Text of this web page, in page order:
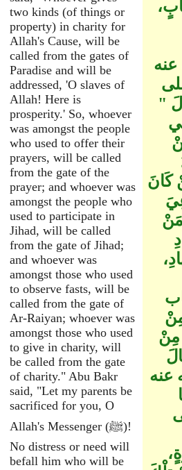
two kinds (of things or
property) in charity for
Allah's Cause, will be
called from the gates of
Paradise and will be
addressed, 'O slaves of
Allah! Here is
prosperity.' So, whoever
was amongst the people
who used to offer their
prayers, will be called
from the gate of the
prayer; and whoever was
amongst the people who
used to participate in
Jihad, will be called
from the gate of Jihad;
and whoever was
amongst those who used
to observe fasts, will be
called from the gate of
Ar-Raiyan; whoever was
amongst those who used
to give in charity, will
be called from the gate
of charity." Abu Bakr
said, "Let my parents be
sacrificed for you, O
Allah's Messenger (ﷺ)!
No distress or need will
befall him who will be
عنه
‏"‏
كَانَ
مِنْ
عنه